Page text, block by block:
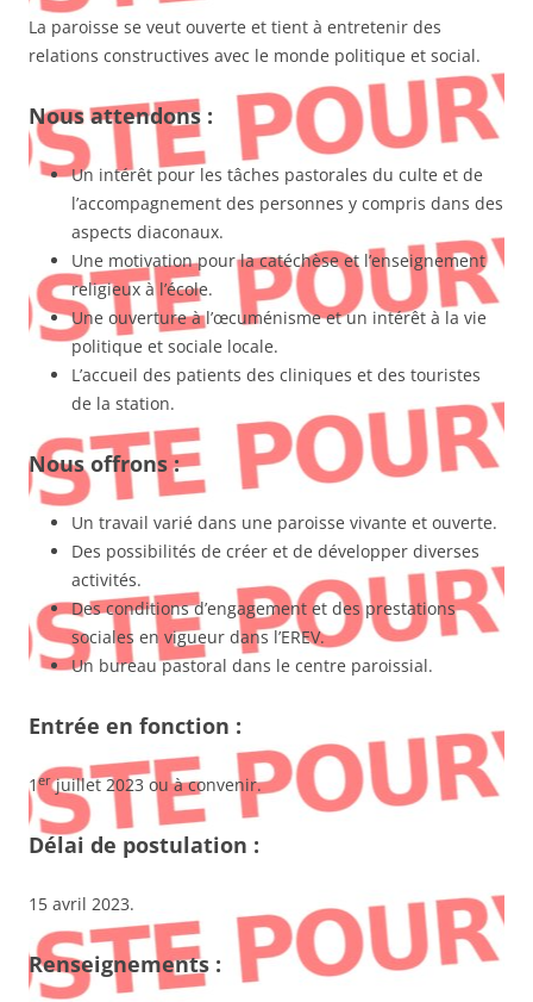
La paroisse se veut ouverte et tient à entretenir des
relations constructives avec le monde politique et social.
Nous attendons :
Un intérêt pour les tâches pastorales du culte et de
l’accompagnement des personnes y compris dans des
aspects diaconaux.
Une motivation pour la catéchèse et l’enseignement
religieux à l’école.
Une ouverture à l’œcuménisme et un intérêt à la vie
politique et sociale locale.
L’accueil des patients des cliniques et des touristes
de la station.
Nous offrons :
Un travail varié dans une paroisse vivante et ouverte.
Des possibilités de créer et de développer diverses
activités.
Des conditions d’engagement et des prestations
sociales en vigueur dans l’EREV.
Un bureau pastoral dans le centre paroissial.
Entrée en fonction :
1erjuillet 2023 ou à convenir.
Délai de postulation :
15 avril 2023.
Renseignements :